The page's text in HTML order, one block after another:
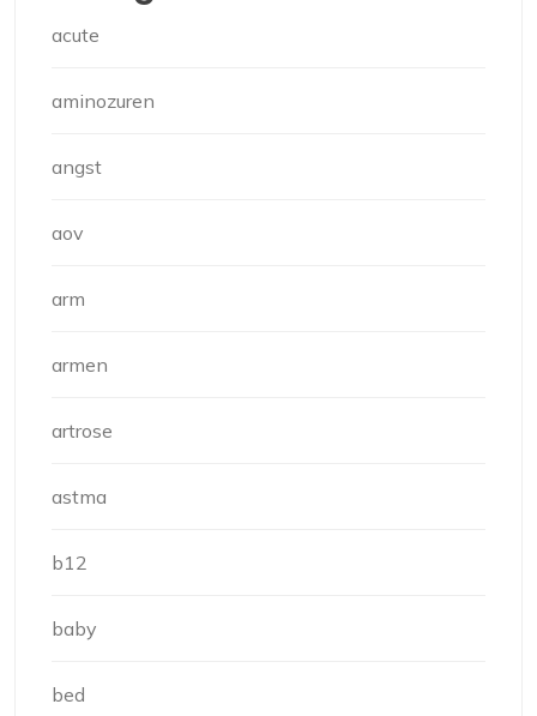
acute
aminozuren
angst
aov
arm
armen
artrose
astma
b12
baby
bed